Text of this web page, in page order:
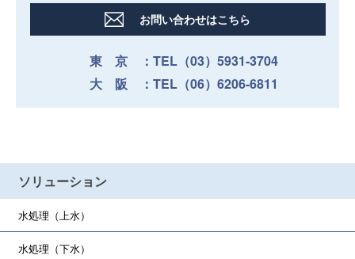
お問い合わせはこちら
東 京 ：TEL（03）5931-3704
大 阪 ：TEL（06）6206-6811
ソリューション
水処理（上水）
水処理（下水）